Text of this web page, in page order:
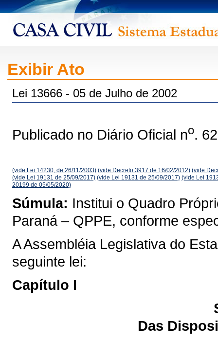
Exibir Ato
Lei 13666 - 05 de Julho de 2002
Publicado no Diário Oficial no.
(vide Lei 14230, de 26/11/2003) (vide Decreto 3917 de 16/02/2012) (vide
(vide Lei 19131 de 25/09/2017) (vide Lei 19131 de 25/09/2017) (vide Lei
20199 de 05/05/2020)
Súmula: Institui o Quadro
Paraná – QPPE, conforme
A Assembléia Legislativa do
seguinte lei:
Capítulo I
Das